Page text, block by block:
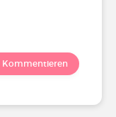
Kommentieren